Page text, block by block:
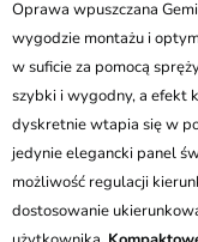
Oprawa wpuszczana
wygodzie montażu i
w suficie za pomocą
szybki i wygodny, a efekt
dyskretnie wtapia się w
jedynie elegancki panel
możliwość regulacji
dostosowanie